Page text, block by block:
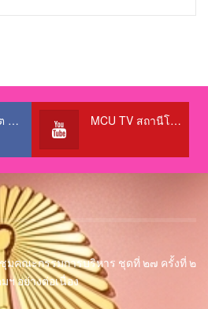
กองกิจการนิสิต สำนักงานอธิการบดี MCU TV สถานีโทรทัศน์เพื่อการศึกษา @OfficialTBCChannel
มคณะกรรมการบริหาร ชุดที่ ๒๗ ครั้งที่ ๒
ฯ อย่างต่อเนื่อง